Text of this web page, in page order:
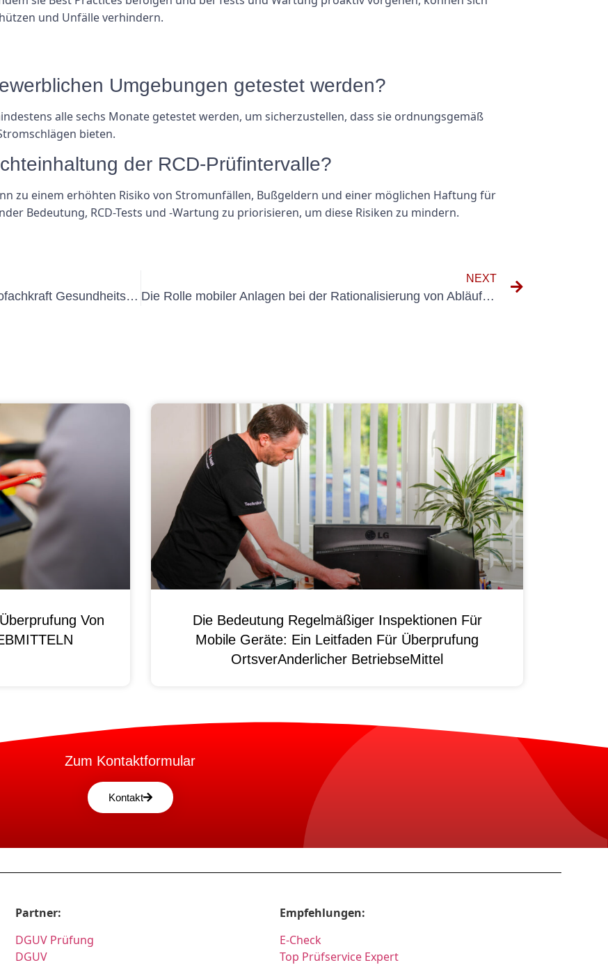
und Unfälle verhindern.
Umgebungen getestet werden?
alle sechs Monate getestet werden, um sicherzustellen, dass sie ordnungsgemäß
bieten.
der RCD-Prüfintervalle?
zu einem erhöhten Risiko von Stromunfällen, Bußgeldern und einer möglichen Haftung für
Bedeutung, RCD-Tests und -Wartung zu priorisieren, um diese Risiken zu mindern.
Externe VEFK – verantwortliche Elektrofachkraft Gesundheitscoaching
NEXT
Die Rolle mobiler Anlagen bei der Rationalisierung von Abläufen und der Leistungssteigerung
Von
Die Bedeutung Regelmäßiger Inspektionen Für
Mobile Geräte: Ein Leitfaden Für Überprufung
OrtsverAnderlicher BetriebseMittel
Zum Kontaktformular
Kontakt
Partner:
DGUV Prüfung
DGUV
Empfehlungen:
E-Check
Top Prüfservice Expert